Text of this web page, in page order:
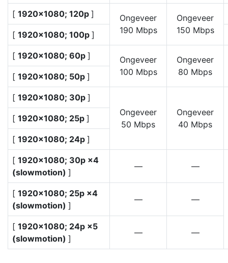
[ 1920×1080; 120p ]
Ongeveer
190 Mbps
Ongeveer
150 Mbps
[ 1920×1080; 100p ]
[ 1920×1080; 60p ]
Ongeveer
100 Mbps
Ongeveer
80 Mbps
[ 1920×1080; 50p ]
[ 1920×1080; 30p ]
Ongeveer
50 Mbps
Ongeveer
40 Mbps
[ 1920×1080; 25p ]
[ 1920×1080; 24p ]
[ 1920×1080; 30p ×4
(slowmotion) ]
— —
[ 1920×1080; 25p ×4
(slowmotion) ]
— —
[ 1920×1080; 24p ×5
(slowmotion) ]
— —